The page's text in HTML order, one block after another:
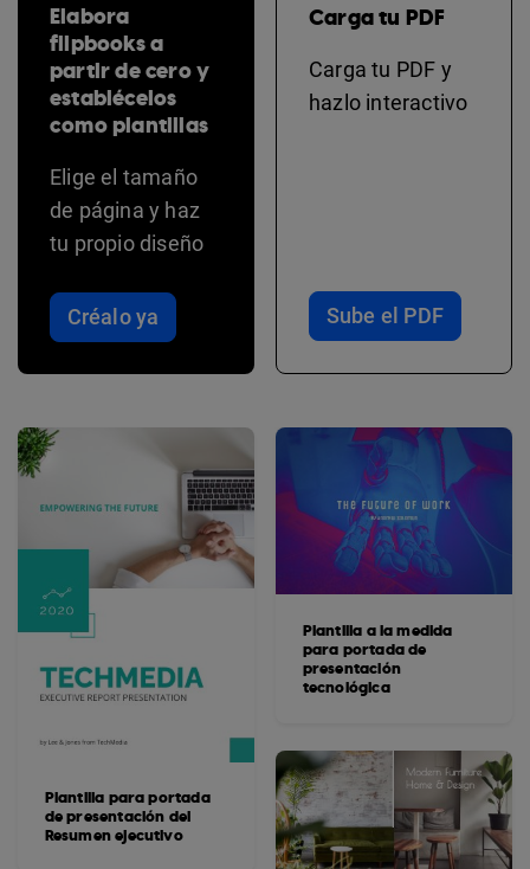
Elabora
flipbooks a
partir de cero y
establécelos
como plantillas
Elige el tamaño
de página y haz
tu propio diseño
Créalo ya
Carga tu PDF
Carga tu PDF y
hazlo interactivo
Sube el PDF
Plantilla para portada
de presentación del
Resumen ejecutivo
Plantilla a la medida
para portada de
presentación
tecnológica